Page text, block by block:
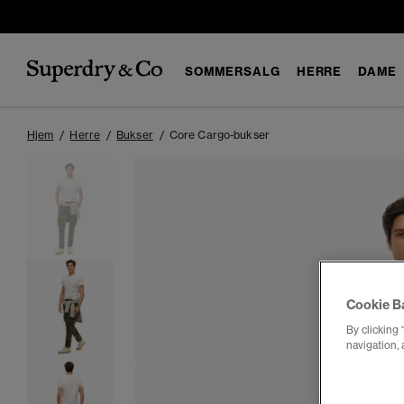
SOMMERSALG HERRE DAME
Hjem Herre Bukser Core Cargo-bukser
Cookie
By clicking
navigation,